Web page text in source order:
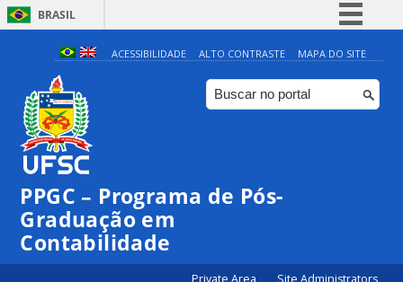
BRASIL
Simplifique!
Comunica BR
Participe
Canais
ACESSIBILIDADE ALTO CONTRASTE MAPA DO SITE
PPGC – Programa de Pós-
Graduação em
Contabilidade
Private Area Site Administrators